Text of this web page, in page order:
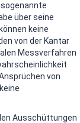
über seine
keine
von der Kantar
Messverfahren
von
Ausschüttungen